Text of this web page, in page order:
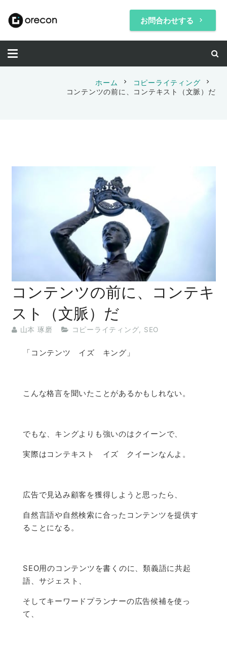
お問合わせする keyboard_arrow_right
ホーム chevron_right コピーライティング chevron_right
コンテンツの前に、コンテキスト（文脈）だ
コンテンツの前に、コンテキ
スト（文脈）だ
山本 琢磨 コピーライティング SEO
「コンテンツ イズ キング」
こんな格言を聞いたことがあるかもしれない。
でもな、キングよりも強いのはクイーンで、
実際はコンテキスト イズ クイーンなんよ。
広告で見込み顧客を獲得しようと思ったら、
自然言語や自然検索に合ったコンテンツを提供す
ることになる。
SEO用のコンテンツを書くのに、類義語に共起
語、サジェスト、
そしてキーワードプランナーの広告候補を使っ
て、